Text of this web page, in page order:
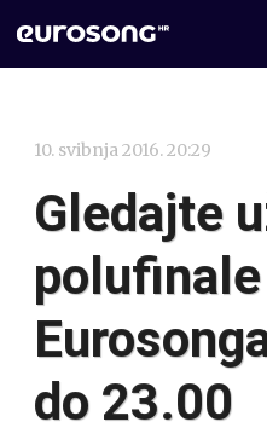
10. svibnja 2016. 20:29
Gledajte
polufinale
do 23.00